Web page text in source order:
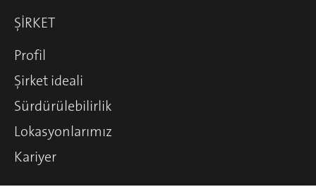
ŞIRKET
Profil
Şirket ideali
Sürdürülebilirlik
Lokasyonlarımız
Kariyer